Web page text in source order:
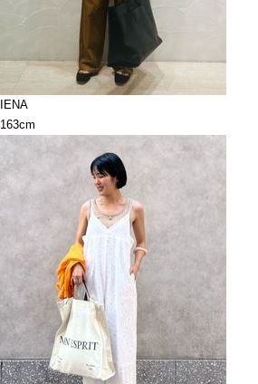
IENA
163cm